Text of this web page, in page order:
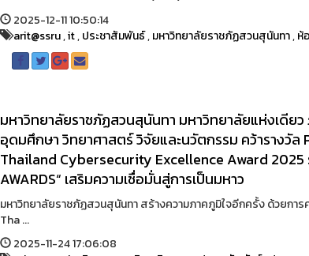
2025-12-11 10:50:14
arit@ssru,it,ประชาสัมพันธ์,มหาวิทยาลัยราชภัฏสวนสุนันทา,ห้
มหาวิทยาลัยราชภัฏสวนสุนันทา มหาวิทยาลัยแห่งเดียว
อุดมศึกษา วิทยาศาสตร์ วิจัยและนวัตกรรม คว้ารางวัล
Thailand Cybersecurity Excellence Award 2025 ร
AWARDS“ เสริมความเชื่อมั่นสู่การเป็นมหาว
มหาวิทยาลัยราชภัฏสวนสุนันทา สร้างความภาคภูมิใจอีกครั้ง ด้วยการ
Tha ...
2025-11-24 17:06:08